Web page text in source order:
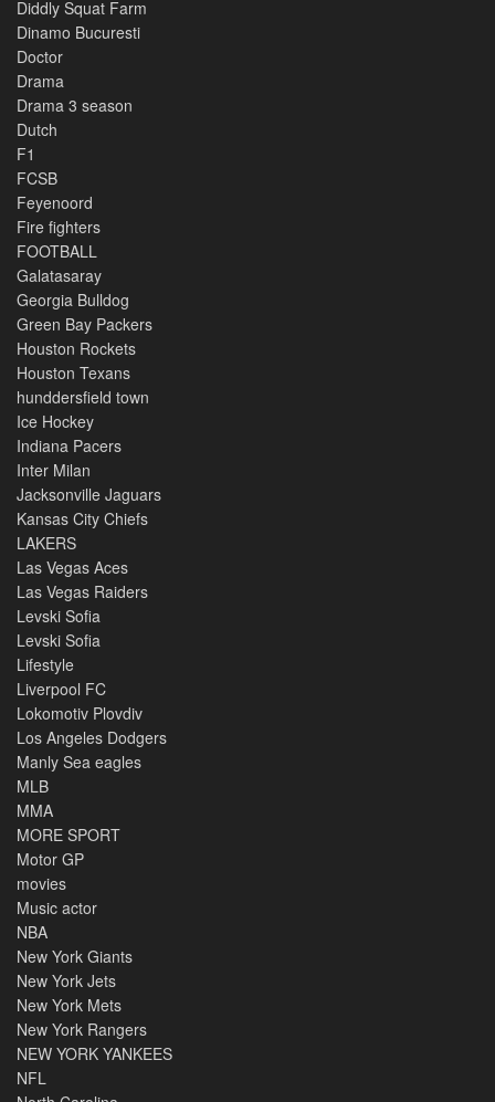
Diddly Squat Farm
Dinamo Bucuresti
Doctor
Drama
Drama 3 season
Dutch
F1
FCSB
Feyenoord
Fire fighters
FOOTBALL
Galatasaray
Georgia Bulldog
Green Bay Packers
Houston Rockets
Houston Texans
hunddersfield town
Ice Hockey
Indiana Pacers
Inter Milan
Jacksonville Jaguars
Kansas City Chiefs
LAKERS
Las Vegas Aces
Las Vegas Raiders
Levski Sofia
Levski Sofia
Lifestyle
Liverpool FC
Lokomotiv Plovdiv
Los Angeles Dodgers
Manly Sea eagles
MLB
MMA
MORE SPORT
Motor GP
movies
Music actor
NBA
New York Giants
New York Jets
New York Mets
New York Rangers
NEW YORK YANKEES
NFL